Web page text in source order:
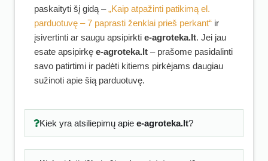
paskaityti šį gidą –„Kaip atpažinti patikimą el.
parduotuvę – 7 paprasti ženklai prieš perkant“ ir
įsivertinti ar saugu apsipirkti e-agroteka.lt. Jei jau
esate apsipirkę e-agroteka.lt – prašome pasidalinti
savo patirtimi ir padėti kitiems pirkėjams daugiau
sužinoti apie šią parduotuvę.
Kiek yra atsiliepimų apie e-agroteka.lt?